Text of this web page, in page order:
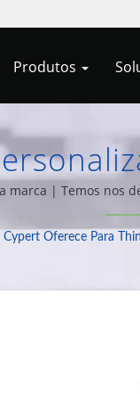
Produtos
|
| Temos nos
de integração
Oferece Para